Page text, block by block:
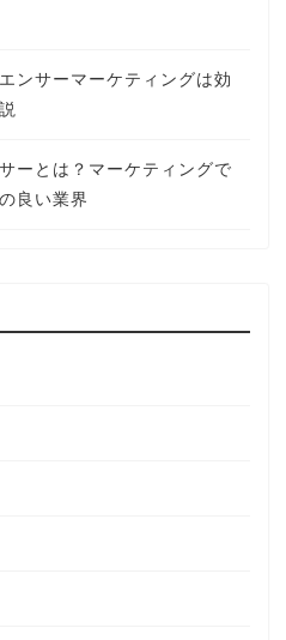
ンサーマーケティングは効
ーとは？マーケティングで
良い業界